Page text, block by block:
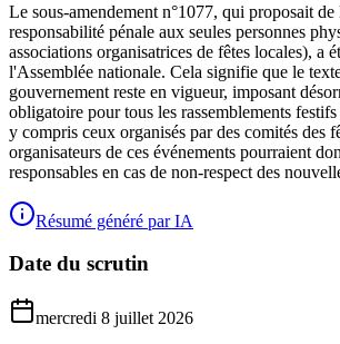
Le sous-amendement n°1077, qui proposait
responsabilité pénale aux seules personnes
associations organisatrices de fêtes locales), a
l'Assemblée nationale. Cela signifie que le
gouvernement reste en vigueur, imposant
obligatoire pour tous les rassemblements
y compris ceux organisés par des comités des
organisateurs de ces événements pourraient
responsables en cas de non-respect des
Résumé généré par IA
Date du scrutin
mercredi 8 juillet 2026